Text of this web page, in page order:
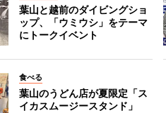
葉山と越前のダイビングショ
ップ、「ウミウシ」をテーマ
にトークイベント
食べる
葉山のうどん店が夏限定「ス
イカスムージースタンド」